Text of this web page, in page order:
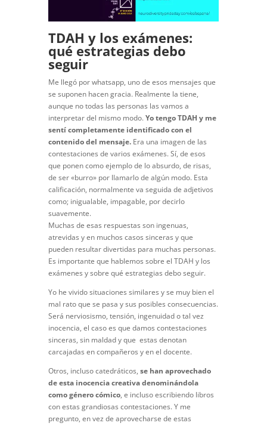
TDAH y los exámenes:
qué estrategias debo
seguir
Me llegó por whatsapp, uno de esos mensajes que
se suponen hacen gracia. Realmente la tiene,
aunque no todas las personas las vamos a
interpretar del mismo modo.Yo tengo TDAH y me
sentí completamente identificado con el
contenido del mensaje.Era una imagen de las
contestaciones de varios exámenes. Sí, de esos
que ponen como ejemplo de lo absurdo, de risas,
de ser «burro» por llamarlo de algún modo. Esta
calificación, normalmente va seguida de adjetivos
como; inigualable, impagable, por decirlo
suavemente.
Muchas de esas respuestas son ingenuas,
atrevidas y en muchos casos sinceras y que
pueden resultar divertidas para muchas personas.
Es importante que hablemos sobre el TDAH y los
exámenes y sobre qué estrategias debo seguir.
Yo he vivido situaciones similares y se muy bien el
mal rato que se pasa y sus posibles consecuencias.
Será nerviosismo, tensión, ingenuidad o tal vez
inocencia, el caso es que damos contestaciones
sinceras, sin maldad y que estas denotan
carcajadas en compañeros y en el docente.
Otros, incluso catedráticos, se han aprovechado
de esta inocencia creativa denominándola
como género cómico, e incluso escribiendo libros
con estas grandiosas contestaciones. Y me
pregunto, en vez de aprovecharse de estas